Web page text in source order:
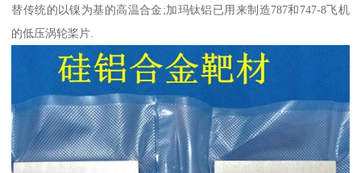
替传统的以镍为基的高温合金;加玛钛铝已用来制造787和747-8飞机
的低压涡轮桨片.